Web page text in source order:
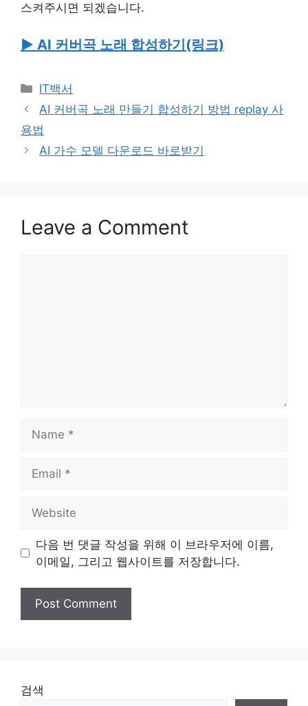
스켜주시면 되겠습니다.
▶ AI 커버곡 노래 합성하기(링크)
Categories
IT백서
Post
navigation
AI 커버곡 노래 만들기 합성하기 방법 replay 사
용법
AI 가수 모델 다운로드 바로받기
Leave a Comment
다음 번 댓글 작성을 위해 이 브라우저에 이름,
이메일, 그리고 웹사이트를 저장합니다.
검색